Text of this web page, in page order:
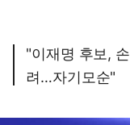
"이재명 후보,
려…자기모순"